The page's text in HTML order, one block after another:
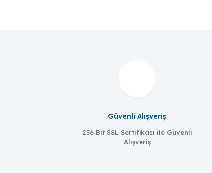
Güvenli Alışveriş
256 Bit SSL Sertifikası ile Güvenli
Alışveriş